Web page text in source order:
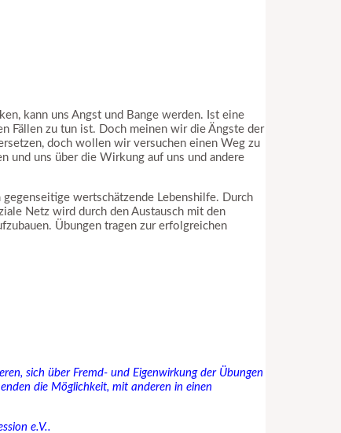
kann uns Angst und Bange werden. Ist eine
Fällen zu tun ist. Doch meinen wir die Ängste der
doch wollen wir versuchen einen Weg zu
und uns über die Wirkung auf uns und andere
wertschätzende Lebenshilfe. Durch
Netz wird durch den Austausch mit den
Übungen tragen zur erfolgreichen
sich über Fremd- und Eigenwirkung der Übungen
die Möglichkeit, mit anderen in einen
e.V..